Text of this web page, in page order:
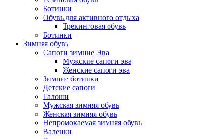
Ботинки
Обувь для активного отдыха
Трекинговая обувь
Ботинки
Зимняя обувь
Сапоги зимние Эва
Мужские сапоги эва
Женские сапоги эва
Зимние ботинки
Детские сапоги
Галоши
Мужская зимняя обувь
Женская зимняя обувь
Непромокаемая зимняя обувь
Валенки